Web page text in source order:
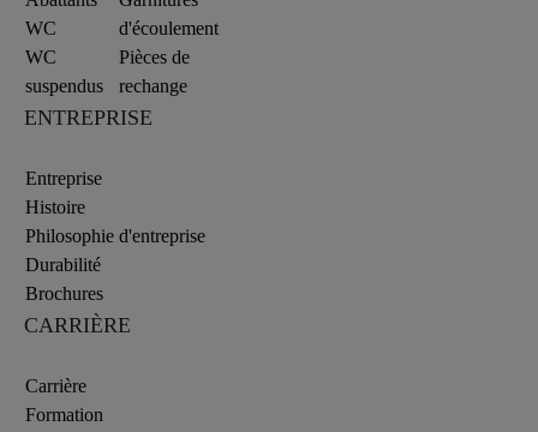
WC
WC
suspendus
d'écoulement
Pièces de
rechange
ENTREPRISE
Entreprise
Histoire
Philosophie d'entreprise
Durabilité
Brochures
CARRIÈRE
Carrière
Formation